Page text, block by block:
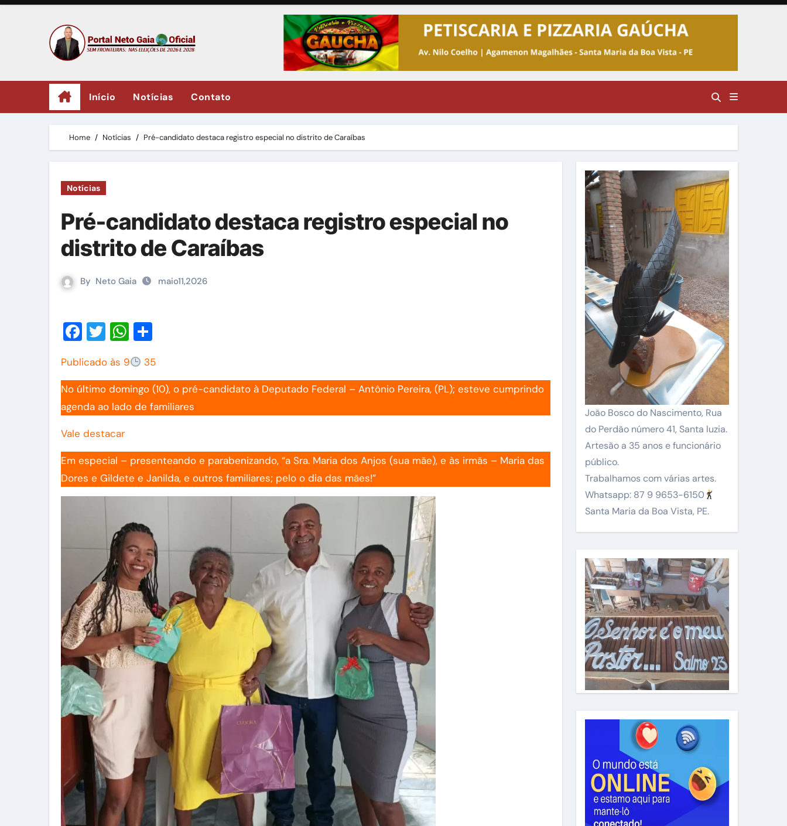
Skip
Início Notícias Contato
Home Notícias Pré-candidato destaca registro especial no distrito de Caraíbas
Notícias
Pré-candidato destaca registro especial no
distrito de Caraíbas
By Neto Gaia maio11,2026
Facebook
TwitterWhatsApp
Publicado às 9 35
No último domingo (10), o pré-candidato à Deputado Federal – Antônio Pereira, (PL); esteve cumprindo
agenda ao lado de familiares
Vale destacar
Em especial – presenteando e parabenizando, “a Sra. Maria dos Anjos (sua mãe), e às irmãs – Maria das
Dores e Gildete e Janilda, e outros familiares; pelo o dia das mães!”
João Bosco do Nascimento, Rua
do Perdão número 41, Santa luzia.
Artesão a 35 anos e funcionário
público.
Trabalhamos com várias artes.
Whatsapp: 87 9 9653-6150
Santa Maria da Boa Vista, PE.